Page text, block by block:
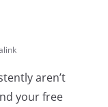
aren’t
your free